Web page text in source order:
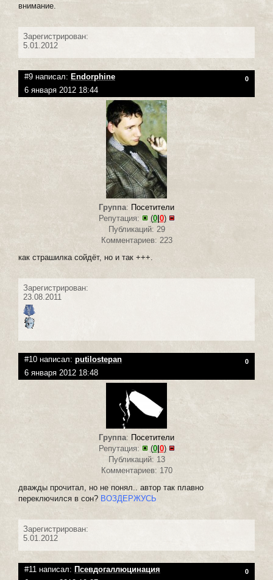
внимание.
Зарегистрирован:
5.01.2012
#9 написал: Endorphine 0
6 января 2012 18:44
Группа: Посетители
Репутация:
(0| 0)
Публикаций: 29
Комментариев: 223
как страшилка сойдёт, но и так +++.
Зарегистрирован:
23.08.2011
#10 написал: putilostepan 0
6 января 2012 18:48
Группа: Посетители
Репутация:
(0| 0)
Публикаций: 13
Комментариев: 170
дважды прочитал, но не понял.. автор так плавно
переключился в сон? ВОЗДЕРЖУСЬ
Зарегистрирован:
5.01.2012
#11 написал: Псевдогаллюцинация 0